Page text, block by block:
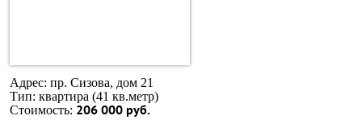
Адрес: пр. Сизова, дом 21
Тип: квартира (41 кв.метр)
Стоимость: 206 000 руб.